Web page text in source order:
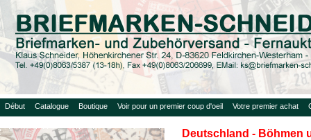
Début Catalogue Boutique Voir pour un premier coup d'oeil Votre premier achat
Deutschland - Böhmen